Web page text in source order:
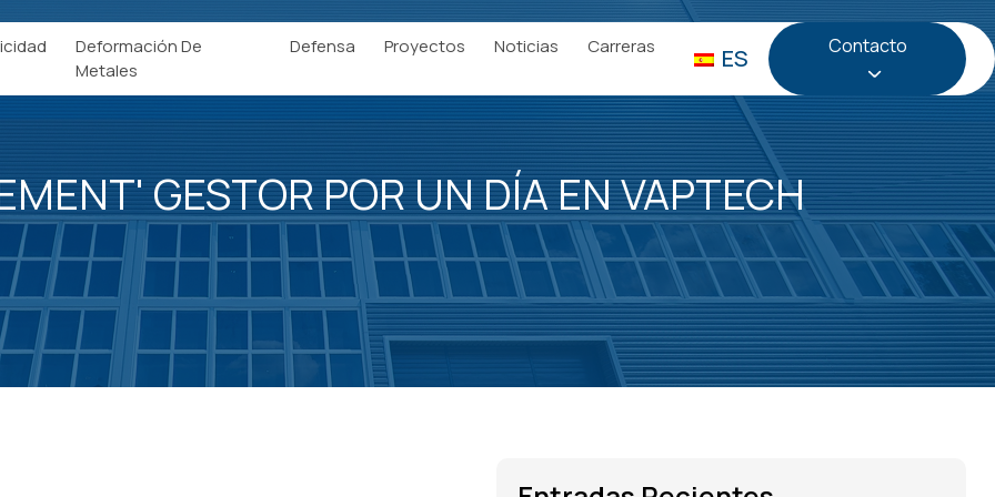
Deformación De
Metales
Defensa Proyectos Noticias Carreras ES Contacto
GESTOR POR UN DÍA EN VAPTECH